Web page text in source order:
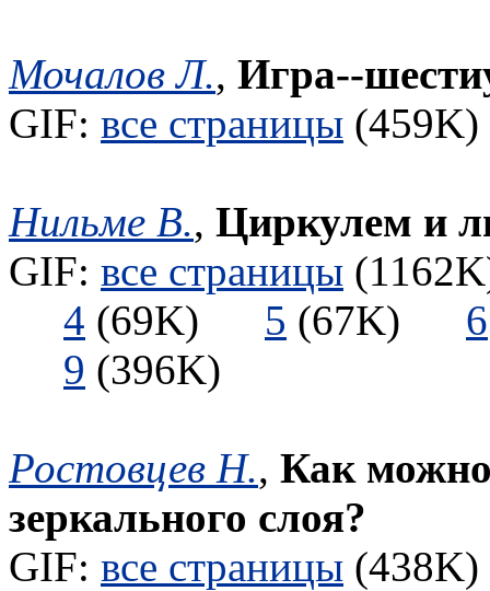
Мочалов Л., Игра--
GIF: все страницы
Нильме В., Циркулем и
GIF: все страницы
4 (69K) 5 (67K) 6
9 (396K)
Ростовцев Н., Как
зеркального слоя?
GIF: все страницы